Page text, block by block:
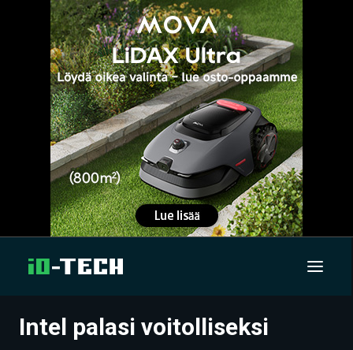
UUTISET
Intel palasi voitolliseksi